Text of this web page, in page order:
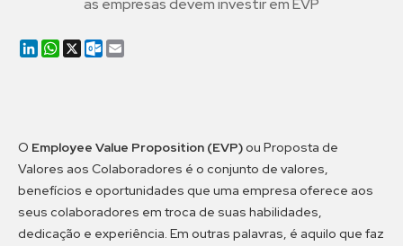
as empresas devem investir em EVP
LinkedIn
WhatsApp
X Outlook.com
O Employee Value Proposition (EVP)ou Proposta de
Valores aos Colaboradores é o conjunto de valores,
benefícios e oportunidades que uma empresa oferece aos
seus colaboradores em troca de suas habilidades,
dedicação e experiência. Em outras palavras, é aquilo que faz